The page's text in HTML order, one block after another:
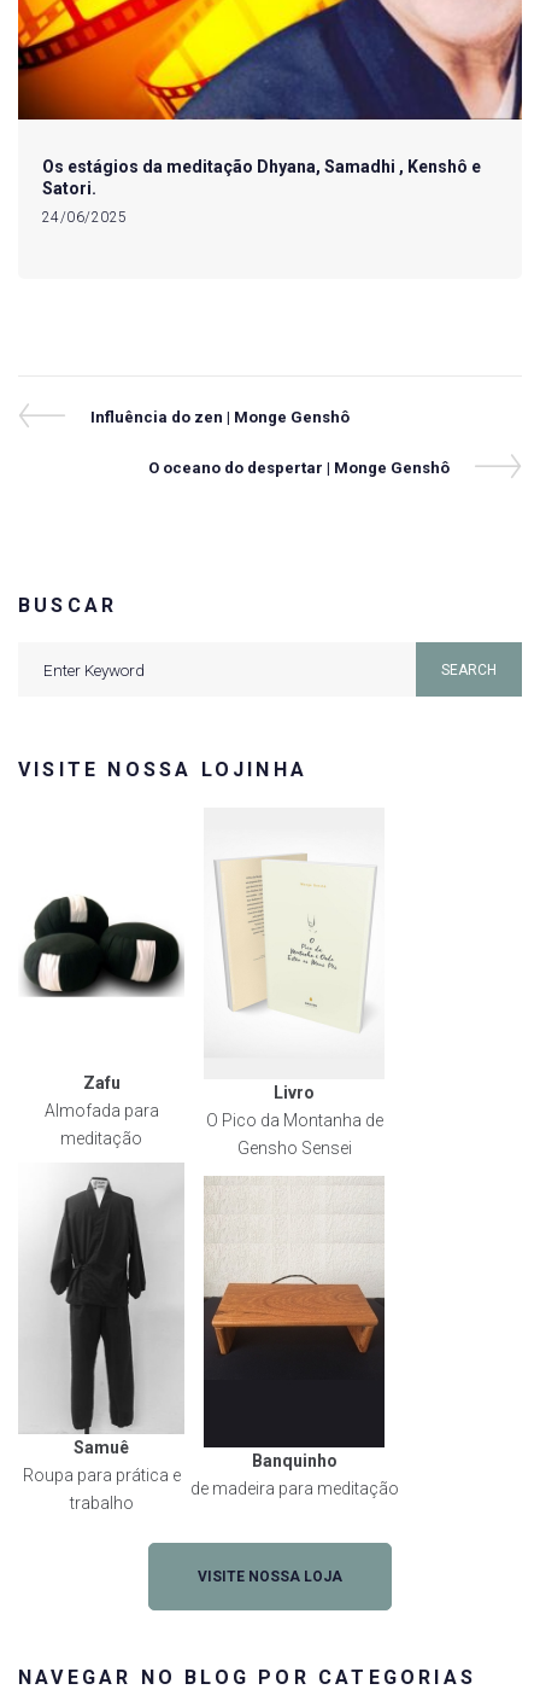
Os estágios da meditação Dhyana, Samadhi , Kenshô e
Satori.
24/06/2025
Navegação
Previous
Influência do zen | Monge Genshô
Next
O oceano do despertar | Monge Genshô
BUSCAR
SEARCH
VISITE NOSSA LOJINHA
Zafu
Almofada para
meditação
Livro
O Pico da Montanha de
Gensho Sensei
Samuê
Roupa para prática e
trabalho
Banquinho
de madeira para meditação
VISITE NOSSA LOJA
NAVEGAR NO BLOG POR CATEGORIAS